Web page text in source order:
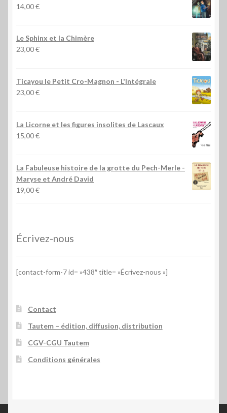
14,00€
Le Sphinx et la Chimère
23,00€
Ticayou le Petit Cro-Magnon - L'Intégrale
23,00€
La Licorne et les figures insolites de Lascaux
15,00€
La Fabuleuse histoire de la grotte du Pech-Merle -
Maryse et André David
19,00€
Écrivez-nous
[contact-form-7 id= »438″ title= »Écrivez-nous »]
Contact
Tautem – édition, diffusion, distribution
CGV-CGU Tautem
Conditions générales